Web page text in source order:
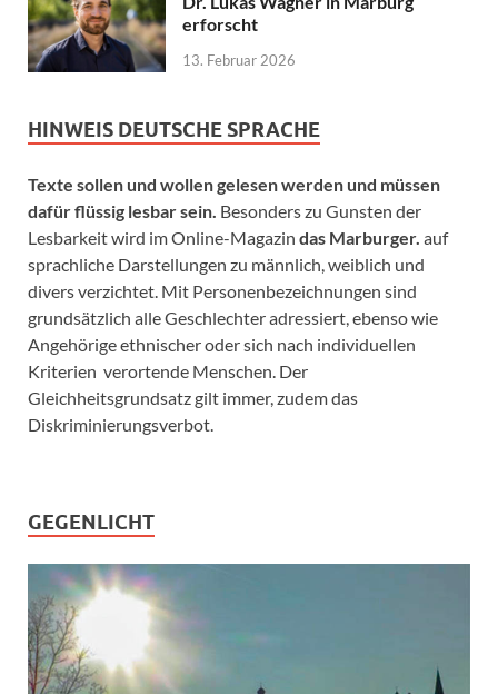
erforscht
13. Februar 2026
HINWEIS DEUTSCHE SPRACHE
Texte sollen und wollen gelesen werden und müssen
dafür flüssig lesbar sein. Besonders zu Gunsten der
Lesbarkeit wird im Online-Magazin das Marburger. auf
sprachliche Darstellungen zu männlich, weiblich und
divers verzichtet. Mit Personenbezeichnungen sind
grundsätzlich alle Geschlechter adressiert, ebenso wie
Angehörige ethnischer oder sich nach individuellen
Kriterien verortende Menschen. Der
Gleichheitsgrundsatz gilt immer, zudem das
Diskriminierungsverbot.
GEGENLICHT